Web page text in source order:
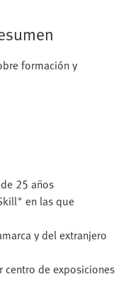
formación y
25 años
en las que
y del extranjero
centro de exposiciones